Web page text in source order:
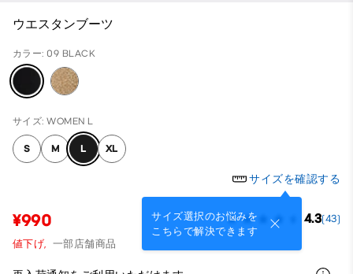
ウエスタンブーツ
カラー: 09 BLACK
サイズ: WOMEN L
S M L XL
サイズを確認する
サイズ選択のお悩みを
こちらで解決できます
¥990 4.3(43)
値下げ, 一部店舗商品